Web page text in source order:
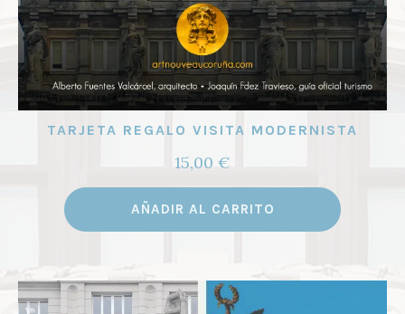
TARJETA REGALO VISITA MODERNISTA
15,00 €
AÑADIR AL CARRITO